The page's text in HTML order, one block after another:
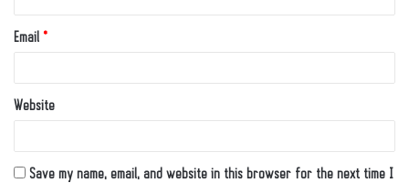
Email *
Website
Save my name, email, and website in this browser for the next time I